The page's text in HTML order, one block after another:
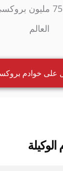
الوصول إلى أكثر من
العالم
على خوادم